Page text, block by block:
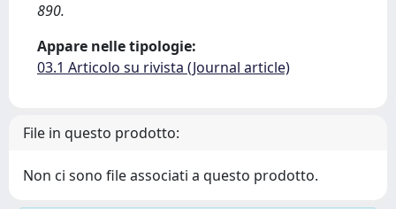
890.
Appare nelle tipologie:
03.1 Articolo su rivista (Journal article)
File in questo prodotto:
Non ci sono file associati a questo prodotto.